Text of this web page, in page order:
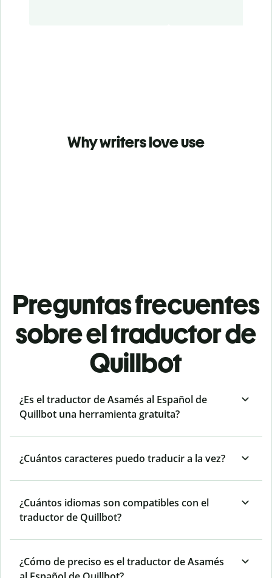
Why writers love use
Preguntas frecuentes
sobre el traductor de
Quillbot
¿Es el traductor de Asamés al Español de
Quillbot una herramienta gratuita?
¿Cuántos caracteres puedo traducir a la vez?
¿Cuántos idiomas son compatibles con el
traductor de Quillbot?
¿Cómo de preciso es el traductor de Asamés